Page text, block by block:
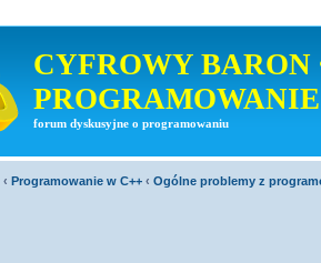
CYFROWY BARON
PROGRAMOWANIE
forum dyskusyjne o programowaniu
‹ Programowanie w C++ ‹ Ogólne problemy z